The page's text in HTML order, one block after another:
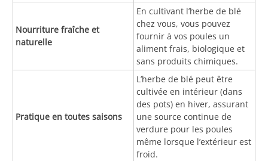
Nourriture fraîche et
naturelle
En cultivant l’herbe de blé
chez vous, vous pouvez
fournir à vos poules un
aliment frais, biologique et
sans produits chimiques.
Pratique en toutes saisons
L’herbe de blé peut être
cultivée en intérieur (dans
des pots) en hiver, assurant
une source continue de
verdure pour les poules
même lorsque l’extérieur est
froid.